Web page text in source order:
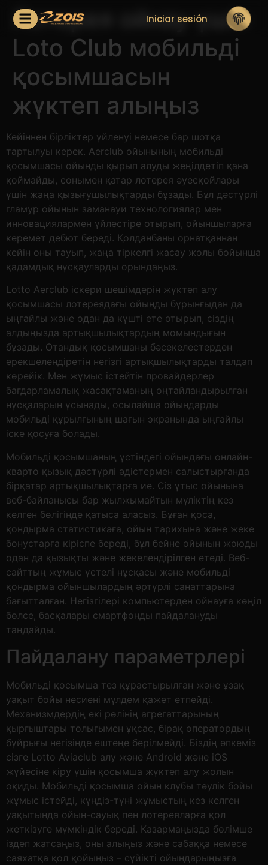
Iniciar sesión
Лотерея ойнау үшін
Loto Club мобильді
қосымшасын
жүктеп алыңыз
Кейіннен бірліктер үйленуі немесе бар шотқа
тартылуы керек. Aerclub ойынының мобильді
қосымшасы ойынды қырып алуды жеңілдетіп қана
қоймайды, сонымен қатар лотерея әуесқойлары
үшін жаңа қызығушылықтарды бұзады. Бұл дәстүрлі
гламур ойынын заманауи технологиялар мен
инновациялармен үйлестіре отырып, ойыншыларға
керемет дебют береді. Қолданбаны орнатқаннан
кейін оны тауып, жаңа тіркелгі жасау жолы бойынша
қадамдық нұсқауларды орындаңыз.
Lotto Aerclub іскери шешімдерін жүктеп алу
қосымшасы лотереядағы ойынды бұрынғыдан да
ыңғайлы және одан да күшті ете отырып, сіздің
алдыңызда артықшылықтардың момындығын
бұзады. Отандық қосымшаны бәсекелестерден
ерекшелендіретін негізгі артықшылықтарды талдап
көрейік. Мен жұмыс істейтін провайдерлер
бағдарламалық жасақтаманың оңтайландырылған
нұсқаларын ұсынады, осылайша ойындарды
мобильді құрылғының шағын экранында ыңғайлы
іске қосуға болады.
Мобильді қосымшаның үстіндегі ойындағы онлайн-
кварто қызық дәстүрлі әдістермен салыстырғанда
бірқатар артықшылықтарға ие. Сіз ұтыс ойынына
веб-байланысы бар жылжымайтын мүліктің кез
келген бөлігінде қатыса аласыз. Бұған қоса,
қондырма статистикаға, ойын тарихына және жеке
бонустарға кіріспе береді, бұл бейне ойынын жоюды
одан да қызықты және жекелендірілген етеді. Веб-
сайттың жұмыс үстелі нұсқасы және мобильді
қондырма ойыншылардың әртүрлі санаттарына
бағытталған. Негізгілері компьютерден ойнауға көңіл
бөлсе, басқалары смартфонды пайдалануды
таңдайды.
Пайдалану параметрлері
Мобильді қосымша тез құрастырылған және ұзақ
уақыт бойы несиені мүлдем қажет етпейді.
Механизмдердің екі рөлінің агрегаттарының
қырғыштары толығымен ұқсас, бірақ оператордың
бұйрығы негізінде ештеңе берілмейді. Біздің әпкеміз
сізге Lotto Aviaclub алу және Android және iOS
жүйесіне кіру үшін қосымша жүктеп алу жолын
оқиды. Мобильді қосымша ойын клубы тәулік бойы
жұмыс істейді, күндіз-түні жұмыстың кез келген
уақытында ойын-сауық пен лотереяларға қол
жеткізуге мүмкіндік береді. Казармаңызда бөлімше
іздеп жатсаңыз, оны алыңыз және сабаққа немесе
саяхатқа қол қойыңыз – сүйікті ойындарыңызға